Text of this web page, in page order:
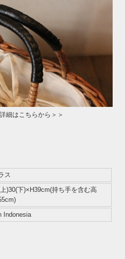
細はこちらから＞＞
ス
)30(下)×H39cm(持ち手を含む高
Indonesia